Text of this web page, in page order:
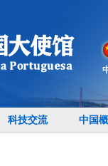
科技交流 中国